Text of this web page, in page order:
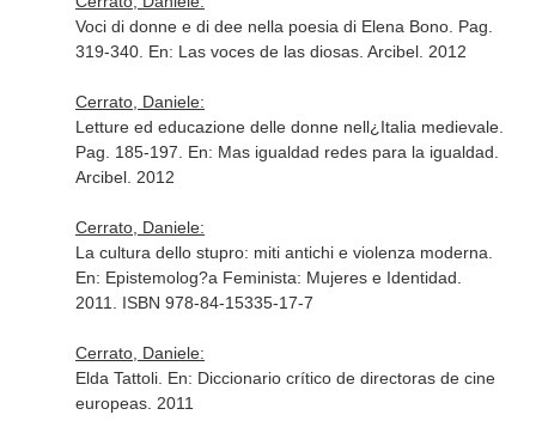
Voci di donne e di dee nella poesia di Elena Bono. Pag.
319-340. En: Las voces de las diosas. Arcibel. 2012
Cerrato, Daniele:
Letture ed educazione delle donne nell¿Italia medievale.
Pag. 185-197. En: Mas igualdad redes para la igualdad
Arcibel. 2012
Cerrato, Daniele:
La cultura dello stupro: miti antichi e violenza moderna.
En: Epistemolog?a Feminista: Mujeres e Identidad
2011. ISBN 978-84-15335-17-7
Cerrato, Daniele:
Elda Tattoli. En: Diccionario crítico de directoras de cine
europeas. 2011